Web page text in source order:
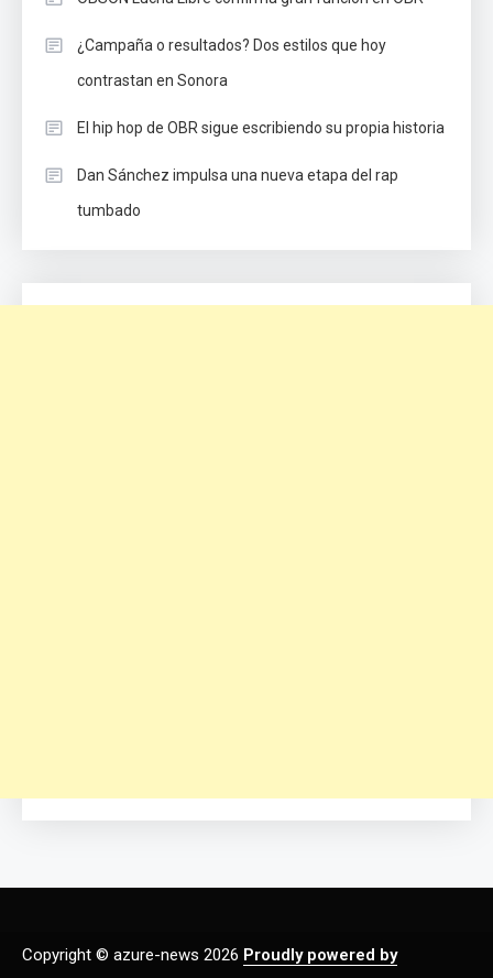
¿Campaña o resultados? Dos estilos que hoy
contrastan en Sonora
El hip hop de OBR sigue escribiendo su propia historia
Dan Sánchez impulsa una nueva etapa del rap
tumbado
Copyright © azure-news 2026 Proudly powered by